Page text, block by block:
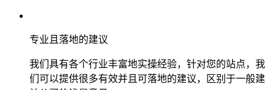
专业且落地的建议
我们具有各个行业丰富地实操经验，针对您的站点，我
们可以提供很多有效并且可落地的建议，区别于一般建